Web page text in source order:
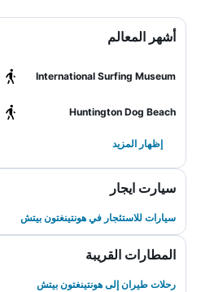
أشهر المعالم
International Surfing Museum
Huntington Dog Beach
إظهار المزيد
سيارت ايجار
سيارات للاستئجار في هونتينغتون بيتش
المطارات القريبة
رحلات طيران إلى هونتينغتون بيتش